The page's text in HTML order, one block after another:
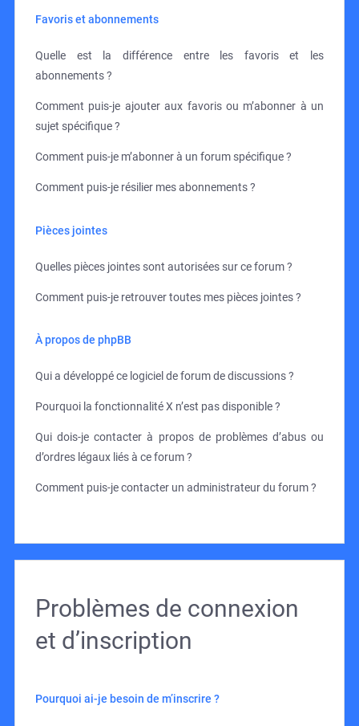
Favoris et abonnements
Quelle est la différence entre les favoris et les
abonnements ?
Comment puis-je ajouter aux favoris ou m’abonner à un
sujet spécifique ?
Comment puis-je m’abonner à un forum spécifique ?
Comment puis-je résilier mes abonnements ?
Pièces jointes
Quelles pièces jointes sont autorisées sur ce forum ?
Comment puis-je retrouver toutes mes pièces jointes ?
À propos de phpBB
Qui a développé ce logiciel de forum de discussions ?
Pourquoi la fonctionnalité X n’est pas disponible ?
Qui dois-je contacter à propos de problèmes d’abus ou
d’ordres légaux liés à ce forum ?
Comment puis-je contacter un administrateur du forum ?
Problèmes de connexion
et d’inscription
Pourquoi ai-je besoin de m’inscrire ?